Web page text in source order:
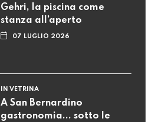
Gehri, la piscina come
stanza all’aperto
07 LUGLIO 2026
IN VETRINA
A San Bernardino
gastronomia... sotto le